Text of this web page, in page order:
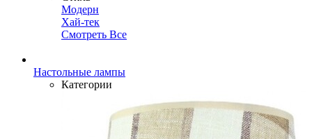
Модерн
Хай-тек
Смотреть Все
Настольные лампы
Категории